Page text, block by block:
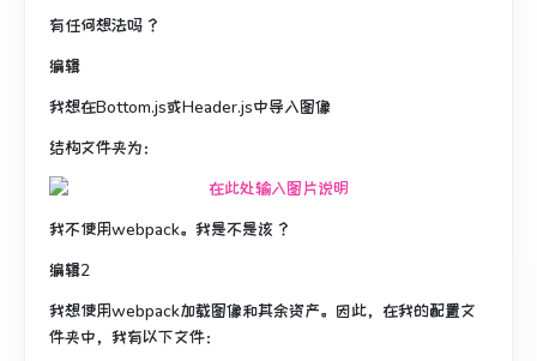
有任何想法吗 ？
编辑
我想在Bottom.js或Header.js中导入图像
结构文件夹为：
我不使用webpack。 我是不是该 ？
编辑2
我想使用webpack加载图像和其余资产。 因此，在我的配置文
件夹中，我有以下文件：